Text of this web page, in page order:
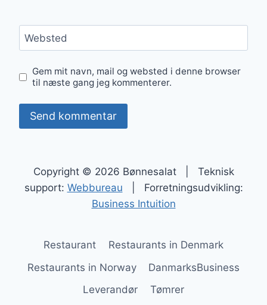
Websted
Gem mit navn, mail og websted i denne browser
til næste gang jeg kommenterer.
Copyright © 2026 Bønnesalat | Teknisk
support: Webbureau | Forretningsudvikling:
Business Intuition
Restaurant
Restaurants in Denmark
Restaurants in Norway
DanmarksBusiness
Leverandør
Tømrer